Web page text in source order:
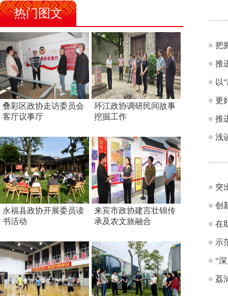
热门图文
叠彩区政协走访委员会
客厅议事厅
环江政协调研民间故事
挖掘工作
永福县政协开展委员读
书活动
来宾市政协建言壮锦传
承及农文旅融合
把
推
以
更
推
浅
突
创
在
示
“
荔